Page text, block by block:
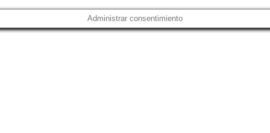
Administrar consentimiento